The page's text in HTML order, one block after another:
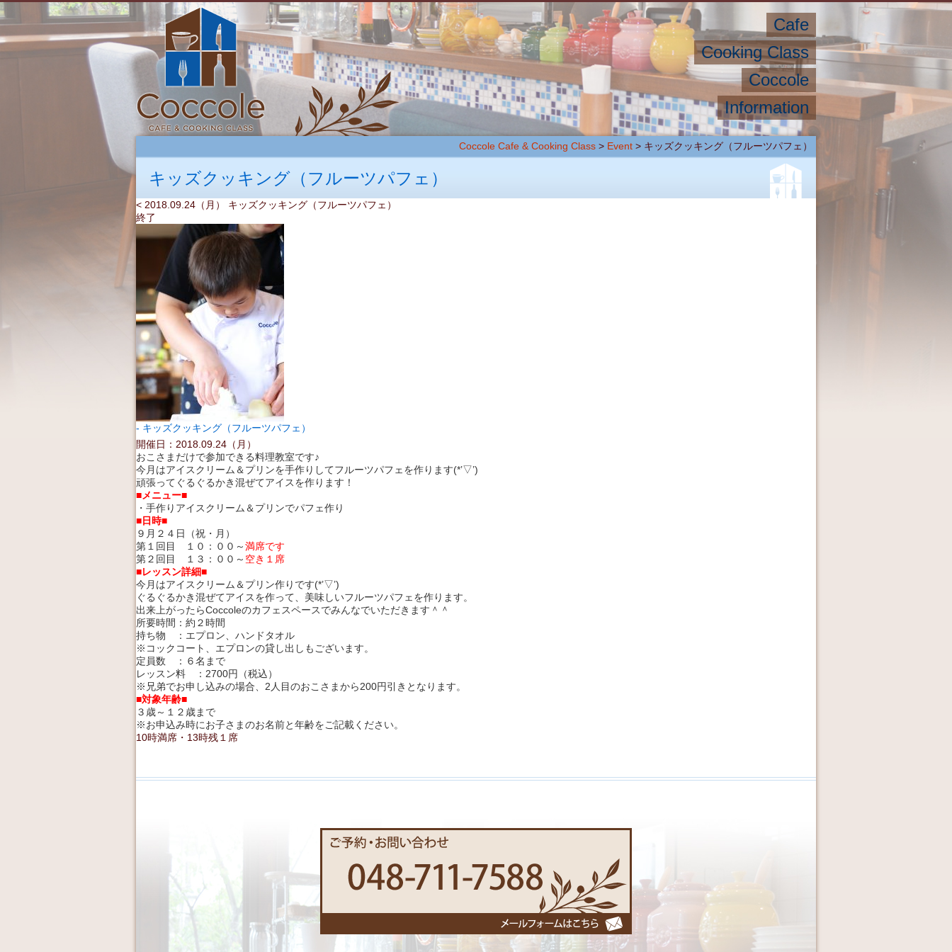
Cafe
Cooking Class
Coccole
Information
Coccole Cafe & Cooking Class > Event > キッズクッキング（フルーツパフェ）
キッズクッキング（フルーツパフェ）
< 2018.09.24（月） キッズクッキング（フルーツパフェ）
終了
キッズクッキング（フルーツパフェ）
開催日：2018.09.24（月）
おこさまだけで参加できる料理教室です♪
今月はアイスクリーム＆プリンを手作りしてフルーツパフェを作ります(*’▽’)
頑張ってぐるぐるかき混ぜてアイスを作ります！
■メニュー■
・手作りアイスクリーム＆プリンでパフェ作り
■日時■
９月２４日（祝・月）
第１回目 １０：００～満席です
第２回目 １３：００～ 空き１席
■レッスン詳細■
今月はアイスクリーム＆プリン作りです(*’▽’)
ぐるぐるかき混ぜてアイスを作って、美味しいフルーツパフェを作ります。
出来上がったらCoccoleのカフェスペースでみんなでいただきます＾＾
所要時間：約２時間
持ち物 ：エプロン、ハンドタオル
※コックコート、エプロンの貸し出しもございます。
定員数 ：６名まで
レッスン料 ：2700円（税込）
※兄弟でお申し込みの場合、2人目のおこさまから200円引きとなります。
■対象年齢■
３歳～１２歳まで
※お申込み時にお子さまのお名前と年齢をご記載ください。
10時満席・13時残１席